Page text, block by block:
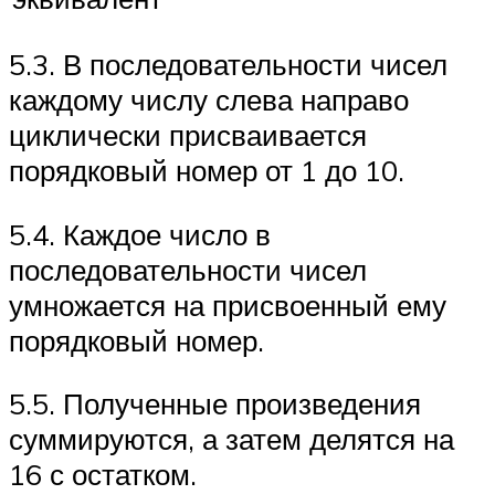
5.3. В последовательности чисел
каждому числу слева направо
циклически присваивается
порядковый номер от 1 до 10.
5.4. Каждое число в
последовательности чисел
умножается на присвоенный ему
порядковый номер.
5.5. Полученные произведения
суммируются, а затем делятся на
16 с остатком.